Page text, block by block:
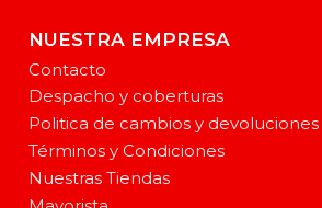
NUESTRA EMPRESA
Contacto
Despacho y coberturas
Politica de cambios y devoluciones
Términos y Condiciones
Nuestras Tiendas